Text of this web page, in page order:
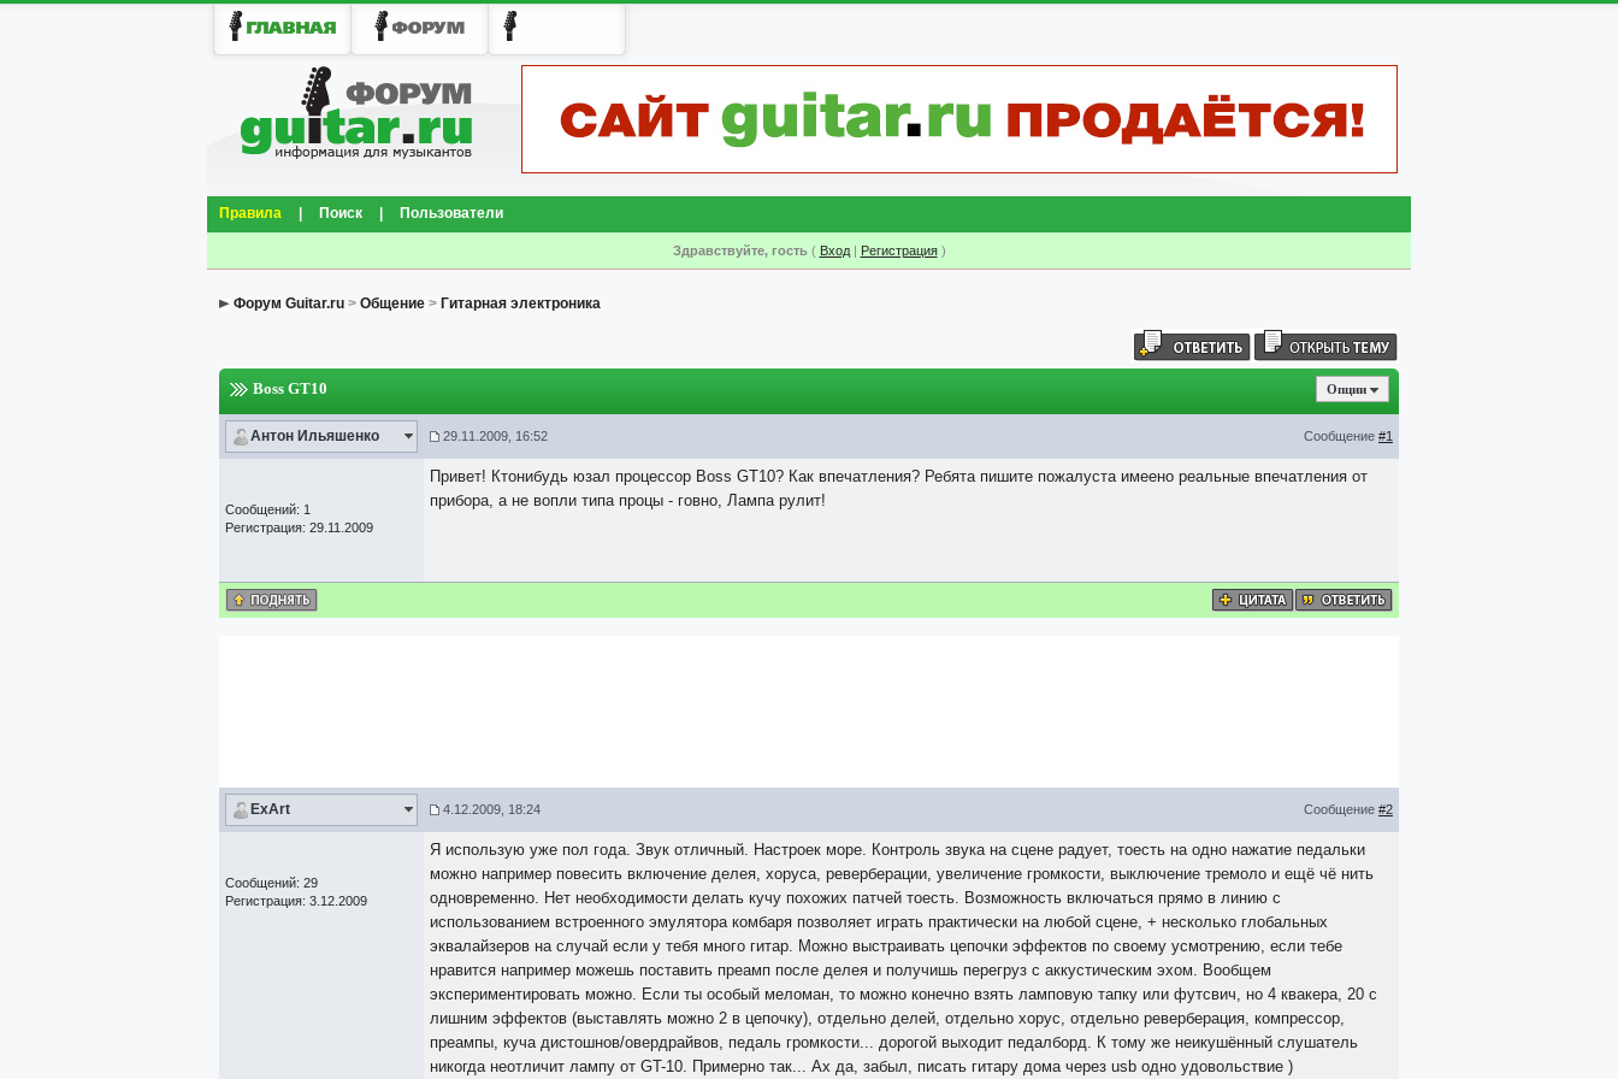
Правила Поиск Пользователи
Здравствуйте, гость( Вход| Регистрация)
Форум Guitar.ru > Общение > Гитарная электроника
Boss GT10 Опции
Антон Ильяшенко 29.11.2009, 16:52 Сообщение #1
Сообщений: 1
Регистрация: 29.11.2009
Привет! Ктонибудь юзал процессор Boss GT10? Как впечатления? Ребята пишите пожалуста имеено реальные впечатления от
прибора, а не вопли типа процы - говно, Лампа рулит!
ExArt 4.12.2009, 18:24 Сообщение #2
Сообщений: 29
Регистрация: 3.12.2009
Я использую уже пол года. Звук отличный. Настроек море. Контроль звука на сцене радует, тоесть на одно нажатие педальки
можно например повесить включение делея, хоруса, реверберации, увеличение громкости, выключение тремоло и ещё чё нить
одновременно. Нет необходимости делать кучу похожих патчей тоесть. Возможность включаться прямо в линию с
использованием встроенного эмулятора комбаря позволяет играть практически на любой сцене, + несколько глобальных
эквалайзеров на случай если у тебя много гитар. Можно выстраивать цепочки эффектов по своему усмотрению, если тебе
нравится например можешь поставить преамп после делея и получишь перегруз с аккустическим эхом. Вообщем
экспериментировать можно. Если ты особый меломан, то можно конечно взять ламповую тапку или футсвич, но 4 квакера, 20 с
лишним эффектов (выставлять можно 2 в цепочку), отдельно делей, отдельно хорус, отдельно реверберация, компрессор,
преампы, куча дистошнов/овердрайвов, педаль громкости... дорогой выходит педалборд. К тому же неикушённый слушатель
никогда неотличит лампу от GT-10. Примерно так... Ах да, забыл, писать гитару дома через usb одно удовольствие )